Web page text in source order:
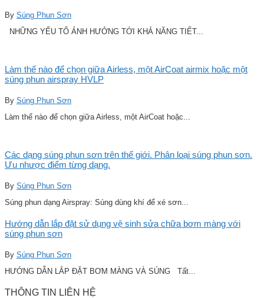
By Súng Phun Sơn
NHỮNG YẾU TỐ ẢNH HƯỞNG TỚI KHẢ NĂNG TIẾT...
Làm thế nào để chọn giữa Airless, một AirCoat airmix hoặc một
súng phun airspray HVLP
By Súng Phun Sơn
Làm thế nào để chọn giữa Airless, một AirCoat hoặc...
Các dạng súng phun sơn trên thế giới. Phân loại súng phun sơn.
Ưu nhược điểm từng dạng.
By Súng Phun Sơn
Súng phun dạng Airspray: Súng dùng khí để xé sơn...
Hướng dẫn lắp đặt sử dụng vệ sinh sửa chữa bơm màng với
súng phun sơn
By Súng Phun Sơn
HƯỚNG DẪN LẮP ĐẶT BƠM MÀNG VÀ SÚNG Tất...
THÔNG TIN LIÊN HỆ